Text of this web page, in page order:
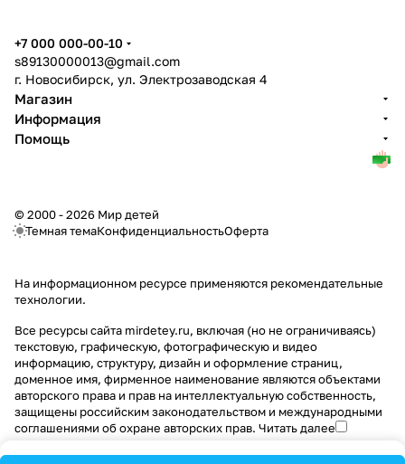
+7 000 000-00-10
s89130000013@gmail.com
г. Новосибирск, ул. Электрозаводская 4
Магазин
Информация
Помощь
© 2000 - 2026 Мир детей
Темная темаКонфиденциальностьОферта
На информационном ресурсе применяются рекомендательные
технологии.
Все ресурсы сайта mirdetey.ru, включая (но не ограничиваясь)
текстовую, графическую, фотографическую и видео
информацию, структуру, дизайн и оформление страниц,
доменное имя, фирменное наименование являются объектами
авторского права и прав на интеллектуальную собственность,
защищены российским законодательством и международными
соглашениями об охране авторских прав. Читать далее